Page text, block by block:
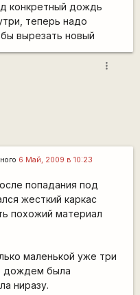
конкретный дождь
теперь надо
вырезать новый
more_vert
6 Май, 2009 в 10:23
попадания под
жесткий каркас
похожий материал
маленькой уже три
дождем была
ниразу.